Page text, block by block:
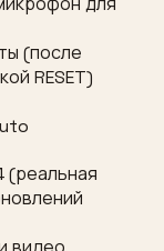
(после
RESET)
(реальная